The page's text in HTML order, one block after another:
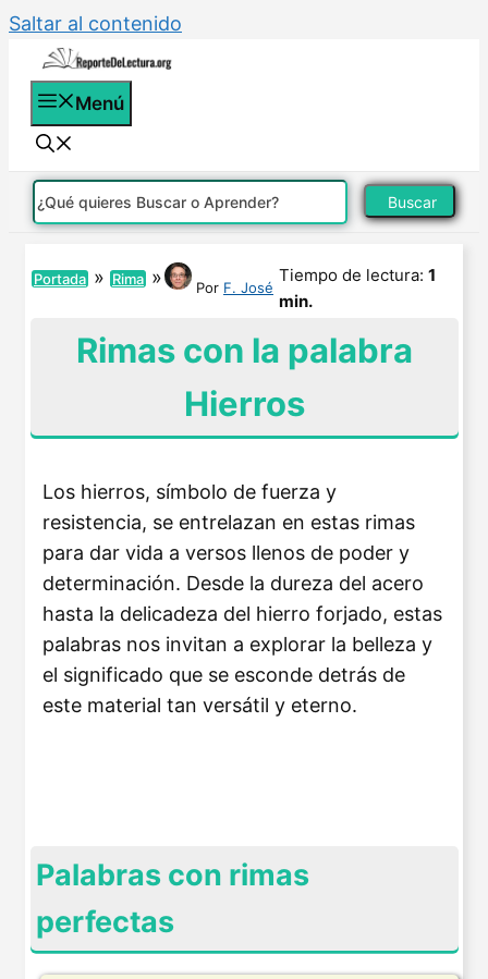
Saltar al contenido
Menú
Buscar
Portada » Rima » Por F. José
Tiempo de lectura: 1
min.
Rimas con la palabra
Hierros
Los hierros, símbolo de fuerza y
resistencia, se entrelazan en estas rimas
para dar vida a versos llenos de poder y
determinación. Desde la dureza del acero
hasta la delicadeza del hierro forjado, estas
palabras nos invitan a explorar la belleza y
el significado que se esconde detrás de
este material tan versátil y eterno.
Palabras con rimas
perfectas